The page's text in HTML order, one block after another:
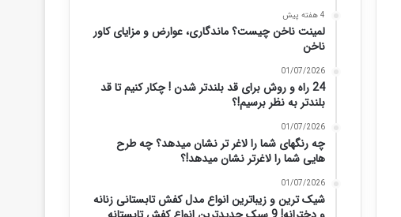
4 هفته پیش
لمینت ناخن چیست؟ ماندگاری، عوارض و مزایای کاور
ناخن
01/07/2026
24 راه و روش برای قد بلندتر شدن ! چکار کنیم تا قد
بلندتر به نظر برسیم!؟
01/07/2026
چه رنگهای شما را لاغر تر نشان میدهد؟ چه طرح
هایی شما را لاغرتر نشان میدهد!؟
01/07/2026
شیک ترین و زیباترین انواع مدل کفش تابستانی زنانه